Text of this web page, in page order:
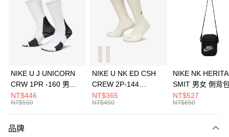
3 期 0 利率 每期 21家銀行
合作金庫商業銀行
第一商業銀行
華南商業銀行
彰化商業銀行
上海商業儲蓄銀行
元大商業銀行
台灣樂天信用卡公司
Apple Pay
全盈+PAY
AFTEE先享後付
【關於「AFTEE先享後付」】
NIKE U J UNICORN
CRW 1PR -160 男女
中統襪 FZ3393100
NT$446
NT$550
NIKE U NK ED CSH
CREW 2P-144
EMBRDY 男女 短統襪
FZ3073133
NT$365
NT$450
NIKE NK
SMIT 男女 側背
BA5871010
NT$527
NT$650
品牌